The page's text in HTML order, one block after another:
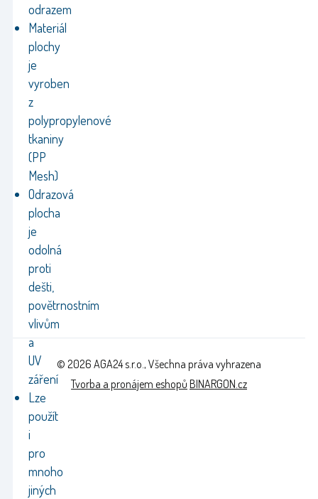
odrazem
Materiál
plochy
je
vyroben
z
polypropylenové
tkaniny
(PP
Mesh)
Odrazová
plocha
je
odolná
proti
dešti,
povětrnostním
vlivům
a
UV
záření
Lze
použít
i
pro
mnoho
jiných
© 2026 AGA24 s.r.o., Všechna práva vyhrazena
Tvorba a pronájem eshopů BINARGON.cz